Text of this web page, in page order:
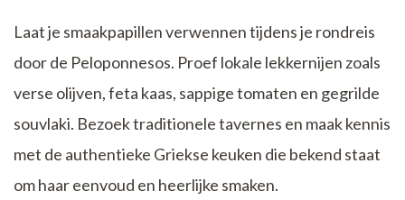
Laat je smaakpapillen verwennen tijdens je rondreis
door de Peloponnesos. Proef lokale lekkernijen zoals
verse olijven, feta kaas, sappige tomaten en gegrilde
souvlaki. Bezoek traditionele tavernes en maak kennis
met de authentieke Griekse keuken die bekend staat
om haar eenvoud en heerlijke smaken.